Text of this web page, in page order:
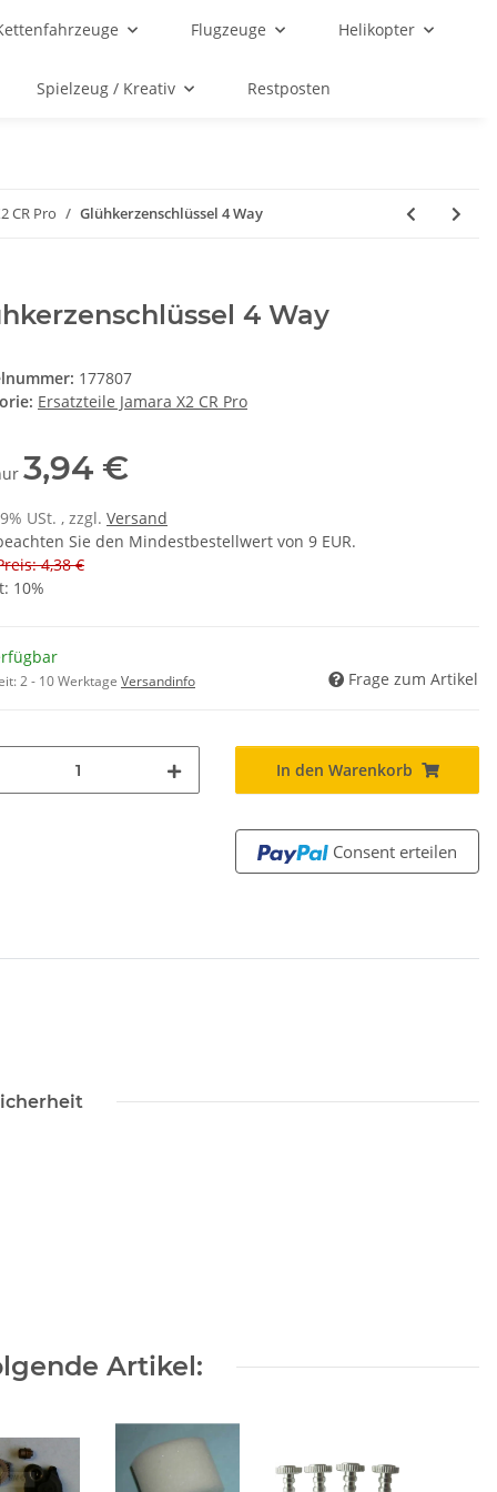
Flugzeuge Helikopter
Spielzeug / Kreativ Restposten
CR Pro Glühkerzenschlüssel 4 Way
4 Way
177807
Ersatzteile Jamara X2 CR Pro
3,94 €
USt. , zzgl. Versand
Sie den Mindestbestellwert von 9 EUR.
4,38 €
10%
2 - 10 Werktage Versandinfo Frage zum Artikel
In den Warenkorb
Consent erteilen
Artikel: